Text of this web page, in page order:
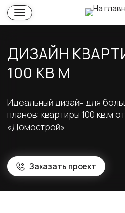
ДИЗАЙН
100 КВ М
Идеальный дизайн для
планов: квартиры 100 кв.м
«Домострой»
Заказать проект